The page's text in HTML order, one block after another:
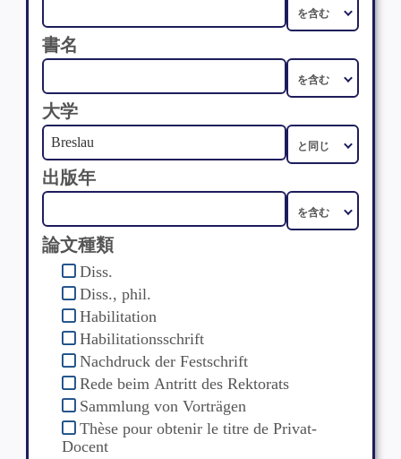
書名
大学
出版年
論文種類
Diss.
Diss., phil.
Habilitation
Habilitationsschrift
Nachdruck der Festschrift
Rede beim Antritt des Rektorats
Sammlung von Vorträgen
Thèse pour obtenir le titre de Privat-
Docent